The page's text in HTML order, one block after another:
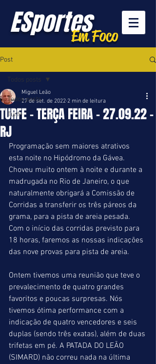
ESportesEm Foco
Post
Todos posts
Turfe
Todos posts
TURFE - TERÇA FEIRA - 27.09.22 -
RJ
Miguel Leão
27 de set. de 2022 2 min de leitura
Programação sem maiores atrativos
esta noite no Hipódromo da Gávea.
Choveu muito ontem à noite e durante a
madrugada no Rio de Janeiro, o que
naturalmente obrigará a Comissão de
Corridas a transferir os três páreos da
grama, para a pista de areia pesada.
Com o início das corridas previsto para
18 horas, faremos as nossas indicações
das nove provas para pista de areia.
Ontem tivemos uma reunião que teve o
prevalecimento de quatro grandes
favoritos e poucas surpresas. Nós
tivemos ótima performance com a
indicação de quatro vencedores e seis
duplas (sendo três exatas), além de duas
trifetas em pé. A PATADA DO LEÃO
(SIMARD) não correu nada na última